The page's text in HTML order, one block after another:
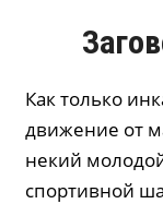
Как только
движение от
некий
спортивной